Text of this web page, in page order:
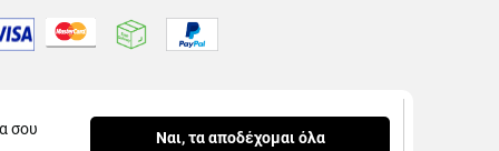
σου
Ναι, τα αποδέχομαι όλα